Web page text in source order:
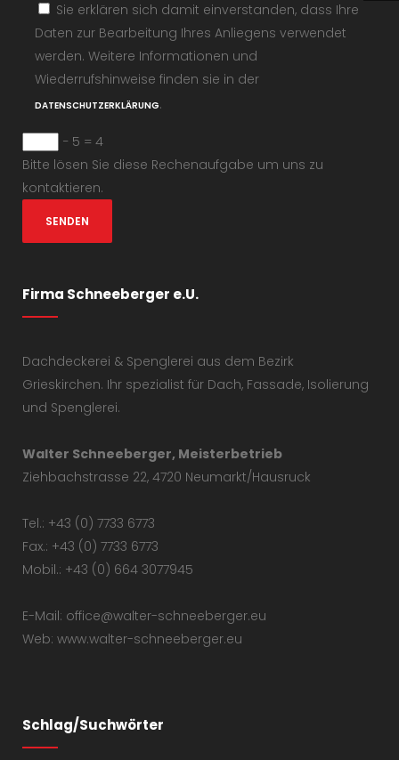
Sie erklären sich damit einverstanden, dass Ihre
Daten zur Bearbeitung Ihres Anliegens verwendet
werden. Weitere Informationen und
Wiederrufshinweise finden sie in der
DATENSCHUTZERKLÄRUNG.
− 5 = 4
Bitte lösen Sie diese Rechenaufgabe um uns zu
kontaktieren.
Firma Schneeberger e.U.
Dachdeckerei & Spenglerei aus dem Bezirk
Grieskirchen. Ihr spezialist für Dach, Fassade, Isolierung
und Spenglerei.
Walter Schneeberger, Meisterbetrieb
Ziehbachstrasse 22, 4720 Neumarkt/Hausruck
Tel.: +43 (0) 7733 6773
Fax.: +43 (0) 7733 6773
Mobil.: +43 (0) 664 3077945
E-Mail: office@walter-schneeberger.eu
Web: www.walter-schneeberger.eu
Schlag/Suchwörter